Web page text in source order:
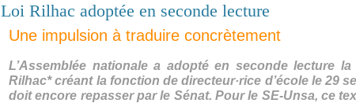
Loi Rilhac adoptée en seconde lecture
Une impulsion à traduire concrètement
L’Assemblée nationale a adopté en seconde lecture
Rilhac* créant la fonction de directeur·rice d’école le 29
doit encore repasser par le Sénat. Pour le SE-Unsa, ce